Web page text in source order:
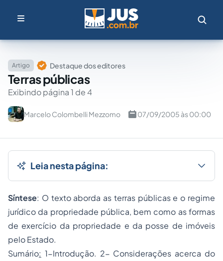
Artigo Destaque dos editores
Terras públicas
Exibindo página 1 de 4
Marcelo Colombelli Mezzomo 07/09/2005 às 00:00
Leia nesta página:
Síntese: O texto aborda as terras públicas e o regime
jurídico da propriedade pública, bem como as formas
de exercício da propriedade e da posse de imóveis
pelo Estado.
Sumário: 1-Introdução. 2- Considerações acerca do